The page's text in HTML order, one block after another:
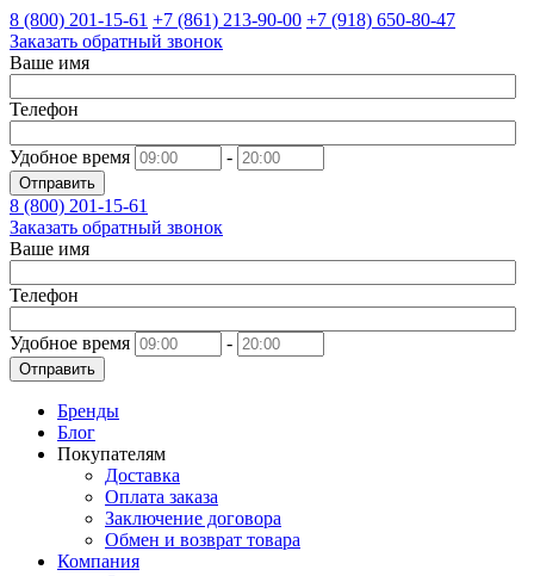
8 (800) 201-15-61 +7 (861) 213-90-00 +7 (918) 650-80-47
Заказать обратный звонок
Ваше имя
Телефон
Удобное время -
Отправить
8 (800) 201-15-61
Заказать обратный звонок
Ваше имя
Телефон
Удобное время -
Отправить
Бренды
Блог
Покупателям
Доставка
Оплата заказа
Заключение договора
Обмен и возврат товара
Компания